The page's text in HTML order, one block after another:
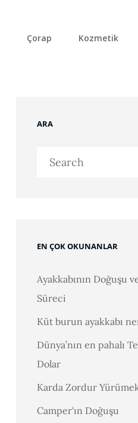
Çorap Kozmetik
ARA
EN ÇOK OKUNANLAR
Ayakkabının Doğuşu
Süreci
Küt burun ayakkabı
Dünya’nın en pahalı
Dolar
Karda Zordur
Camper'ın Doğuşu